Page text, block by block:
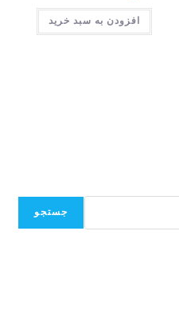
افزودن به سبد خرید
جستجو